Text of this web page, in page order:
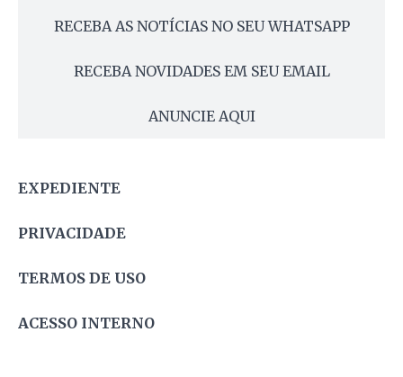
RECEBA AS NOTÍCIAS NO SEU WHATSAPP
RECEBA NOVIDADES EM SEU EMAIL
ANUNCIE AQUI
EXPEDIENTE
PRIVACIDADE
TERMOS DE USO
ACESSO INTERNO